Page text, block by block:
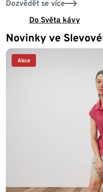
Dozvědět se více
Do Světa kávy
Novinky ve
Akce